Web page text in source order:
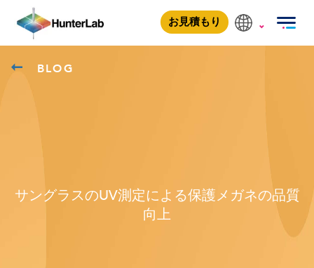
お見積もり
BLOG
サングラスのUV測定による保護メガネの品質
向上